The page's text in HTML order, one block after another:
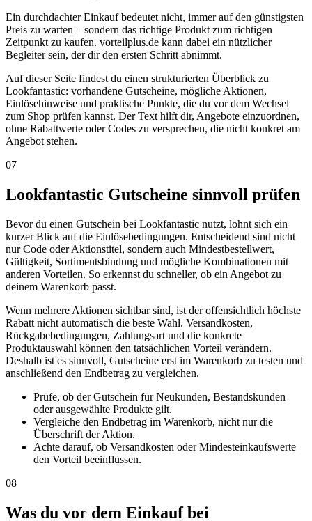
Ein durchdachter Einkauf bedeutet nicht, immer auf den günstigsten
Preis zu warten – sondern das richtige Produkt zum richtigen
Zeitpunkt zu kaufen. vorteilplus.de kann dabei ein nützlicher
Begleiter sein, der dir den ersten Schritt abnimmt.
Auf dieser Seite findest du einen strukturierten Überblick zu
Lookfantastic: vorhandene Gutscheine, mögliche Aktionen,
Einlösehinweise und praktische Punkte, die du vor dem Wechsel
zum Shop prüfen kannst. Der Text hilft dir, Angebote einzuordnen,
ohne Rabattwerte oder Codes zu versprechen, die nicht konkret am
Angebot stehen.
07
Lookfantastic Gutscheine sinnvoll prüfen
Bevor du einen Gutschein bei Lookfantastic nutzt, lohnt sich ein
kurzer Blick auf die Einlösebedingungen. Entscheidend sind nicht
nur Code oder Aktionstitel, sondern auch Mindestbestellwert,
Gültigkeit, Sortimentsbindung und mögliche Kombinationen mit
anderen Vorteilen. So erkennst du schneller, ob ein Angebot zu
deinem Warenkorb passt.
Wenn mehrere Aktionen sichtbar sind, ist der offensichtlich höchste
Rabatt nicht automatisch die beste Wahl. Versandkosten,
Rückgabebedingungen, Zahlungsart und die konkrete
Produktauswahl können den tatsächlichen Vorteil verändern.
Deshalb ist es sinnvoll, Gutscheine erst im Warenkorb zu testen und
anschließend den Endbetrag zu vergleichen.
Prüfe, ob der Gutschein für Neukunden, Bestandskunden
oder ausgewählte Produkte gilt.
Vergleiche den Endbetrag im Warenkorb, nicht nur die
Überschrift der Aktion.
Achte darauf, ob Versandkosten oder Mindesteinkaufswerte
den Vorteil beeinflussen.
08
Was du vor dem Einkauf bei